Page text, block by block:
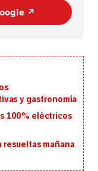
↗️
y gastronomía
100% eléctricos
resueltas mañana